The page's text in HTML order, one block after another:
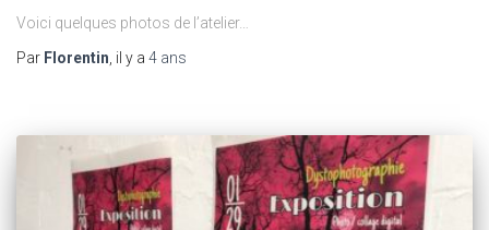
Voici quelques photos de l’atelier…
Par Florentin , il y a 4 ans